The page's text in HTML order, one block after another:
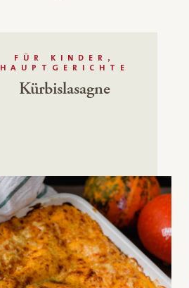
FÜR KINDER,
HAUPTGERICHTE
Kürbislasagne